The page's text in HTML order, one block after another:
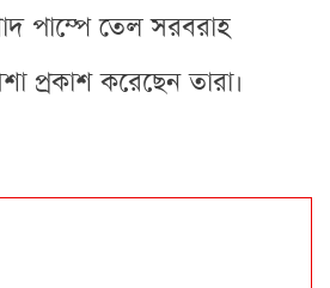
পাম্পে তেল সরবরাহ
প্রকাশ করেছেন তারা।